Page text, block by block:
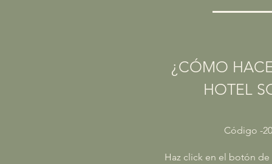
¿CÓMO
HOTEL
Código -
Haz click en el botón de